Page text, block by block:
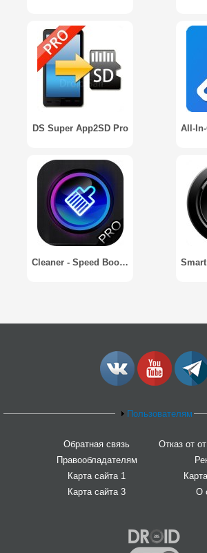
DS Super App2SD Pro
Cleaner - Speed Booster Pro
Пользователям
Обратная связь
Отказ от
Правообладателям
Карта сайта 1
Карта сайта 3
О